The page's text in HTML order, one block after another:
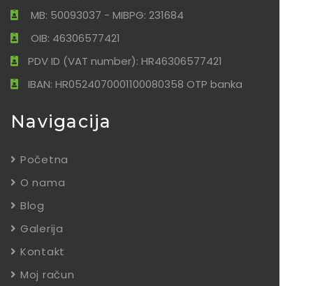
MB: 50093037 - MIBPG: 231684
OIB: 46306577421
PDV ID (VAT number): HR46306577421
IBAN: HR0524070001100080358 OTP banka
Navigacija
Početna
O nama
Blog
Galerija
Kontakt
Moj račun